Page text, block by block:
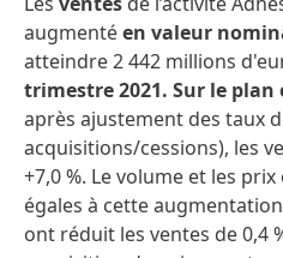
augmentéen valeur
atteindre 2 442 millions
trimestre 2021. Sur le
après ajustement des taux
acquisitions/cessions), les
+7,0 %. Le volume et les
égales à cette
ont réduit les ventes de 0,4